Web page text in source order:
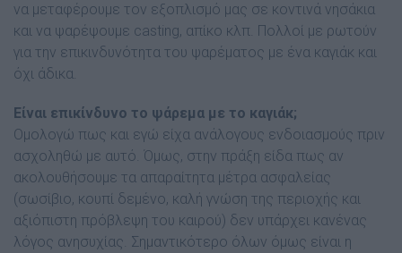
να µεταφέρουµε τον εξοπλισµό µας σε κοντινά νησάκια
και να ψαρέψουµε casting, απίκο κλπ. Πολλοί µε ρωτούν
για την επικινδυνότητα του ψαρέµατος µε ένα καγιάκ και
όχι άδικα.
Είναι επικίνδυνο το ψάρεμα με το καγιάκ;
Οµολογώ πως και εγώ είχα ανάλογους ενδοιασµούς πριν
ασχοληθώ µε αυτό. Όµως, στην πράξη είδα πως αν
ακολουθήσουµε τα απαραίτητα µέτρα ασφαλείας
(σωσίβιο, κουπί δεµένο, καλή γνώση της περιοχής και
αξιόπιστη πρόβλεψη του καιρού) δεν υπάρχει κανένας
λόγος ανησυχίας. Σηµαντικότερο όλων όµως είναι η